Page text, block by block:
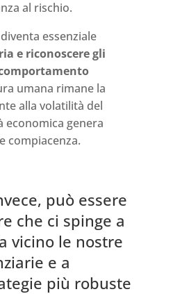
al rischio.
essenziale
e riconoscere gli
umana rimane la
alla volatilità del
economica genera
compiacenza.
può essere
che ci spinge a
vicino le nostre
e a
più robuste